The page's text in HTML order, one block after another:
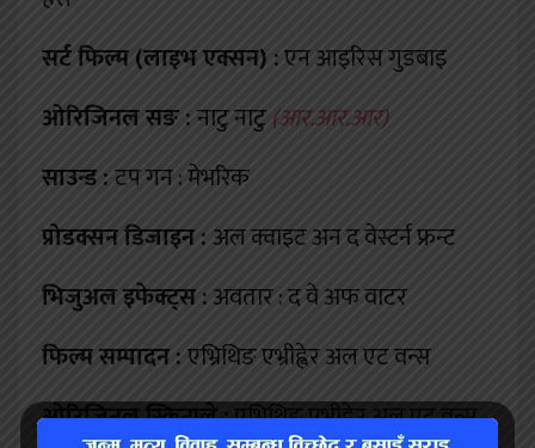
सर्ट फिल्म (लाइभ एक्सन) :एन आइरिस गुडबाइ
ओरिजिनल सङ :नाटु नाटु(आर.आर.आर)
साउन्ड :टप गन : मेभरिक
प्रोडक्सन डिजाइन : अल क्वाइट अन द वेस्टर्न फ्रन्ट
भिजुअल इफेक्ट्स :अवतार : द वे अफ वाटर
फिल्म सम्पादन :एभ्रिथिङ एभ्रीह्वेर अल एट वन्स
ओरिजिनल स्क्रिनप्ले :एभ्रिथिङ एभ्रीह्वेर अल एट वन्स